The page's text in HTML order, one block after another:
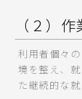
（２）
利用者個々
境を整え、
た継続的な